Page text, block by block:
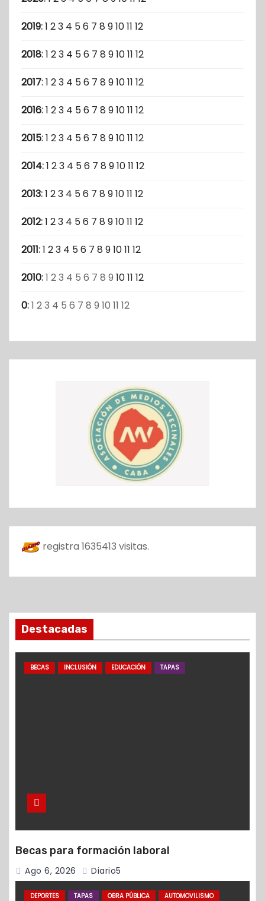
2019:1 23 4 56 7 8 91011 12
2018:1 23 4 56 7 8 91011 12
2017:1 23 4 56 7 8 91011 12
2016:1 23 4 56 7 8 91011 12
2015:1 23 4 56 7 8 91011 12
2014:1 23 4 56 7 8 91011 12
2013:1 23 4 56 7 8 91011 12
2012:1 23 4 56 7 8 91011 12
2011:1 23 4 56 7 8 91011 12
2010:1 23 4 5 6 7 8 9 1011 12
0:1 23 4 5 6 7 8 9 10 11 12
registra 1635413 visitas.
Destacadas
BECAS INCLUSIÓN EDUCACIÓN TAPAS
Becas para formación laboral
Ago 6, 2026 Diario5
DEPORTES TAPAS OBRA PÚBLICA AUTOMOVILISMO